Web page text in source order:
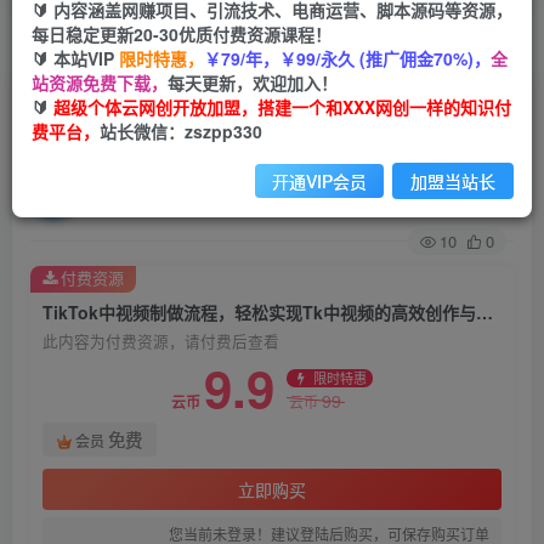
首页 创业课程 会员免费 正文
TikTok中视频制做流程，轻松实现Tk中视频的高
效创作与运营
关注 私信
10 0
TikTok中视频制做流程，轻松实现Tk中视频的高效创作与运营
此内容为付费资源，请付费后查看
云币 9.9 限时特惠
云币99
会员 免费
立即购买
您当前未登录！建议登陆后购买，可保存购买订单
付费资源
🔰 内容涵盖网赚项目、引流技术、电商运营、脚本源码等资源，
每日稳定更新20-30优质付费资源课程！
🔰 本站VIP 限时特惠， ￥79/年，￥99/永久 (推广佣金70%)， 全
站资源免费下载， 每天更新，欢迎加入！
🔰 超级个体云网创开放加盟，搭建一个和XXX网创一样的知识付
费平台， 站长微信：zszpp330
开通VIP会员 加盟当站长